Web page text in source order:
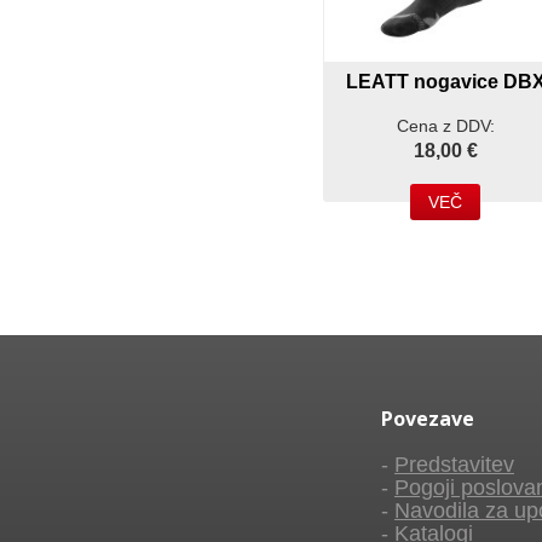
LEATT nogavice
Cena z DDV:
18,00 €
VEČ
Povezave
- Predstavitev
- Pogoji
- Navodila za
- Katalogi